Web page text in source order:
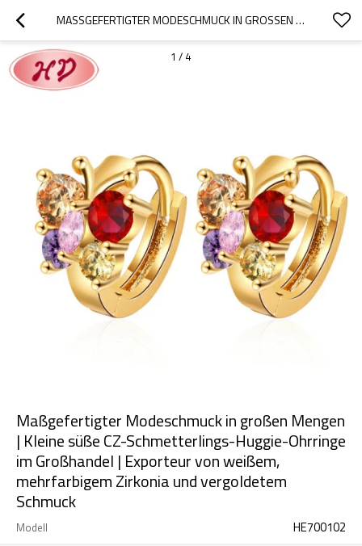
MASSGEFERTIGTER MODESCHMUCK IN GROSSEN MENGEN | KLEINE SÜSSE CZ-SCHMETTERLINGS-HUGGIE-OHRRINGE IM GROSSHANDEL | EXPORTEUR VON WEISSEM, MEHRFARBIGEM ZIRKONIA UND VERGOLDETEM SCHMUCK
1 / 4
Maßgefertigter Modeschmuck in großen Mengen
| Kleine süße CZ-Schmetterlings-Huggie-Ohrringe
im Großhandel | Exporteur von weißem,
mehrfarbigem Zirkonia und vergoldetem
Schmuck
Modell HE700102